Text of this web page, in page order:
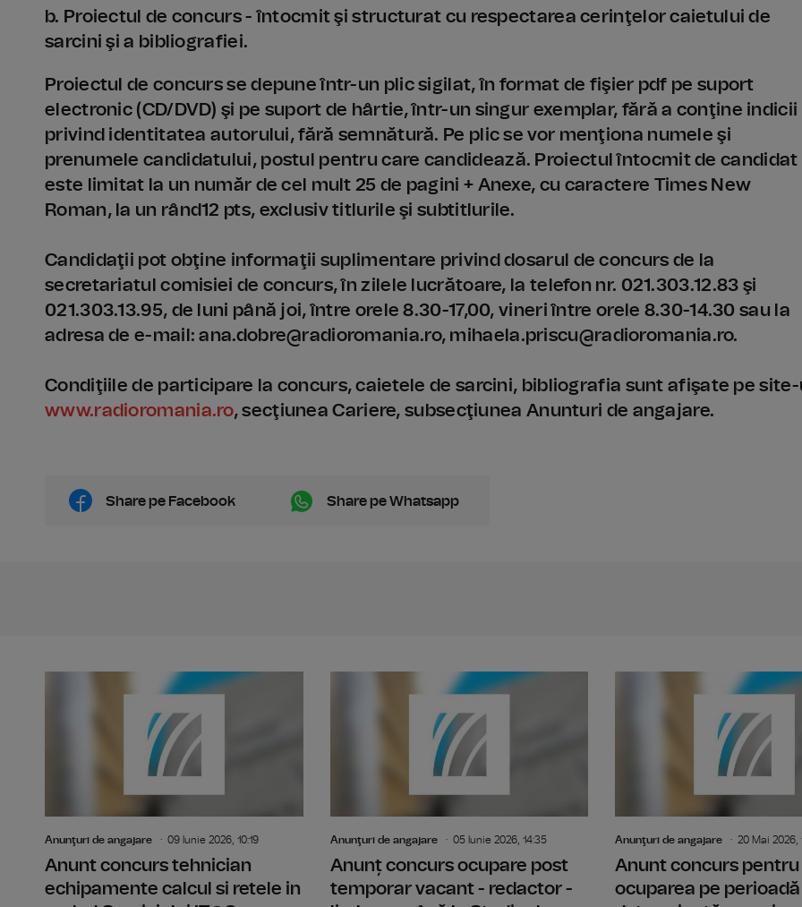
b. Proiectul de concurs - întocmit şi structurat cu respectarea cerinţelor caietului de
sarcini şi a bibliografiei.
Proiectul de concurs se depune într-un plic sigilat, în format de fişier pdf pe suport
electronic (CD/DVD) şi pe suport de hârtie, într-un singur exemplar, fără a conţine indicii
privind identitatea autorului, fără semnătură. Pe plic se vor menţiona numele şi
prenumele candidatului, postul pentru care candidează. Proiectul întocmit de candidat
este limitat la un număr de cel mult 25 de pagini + Anexe, cu caractere Times New
Roman, la un rând12 pts, exclusiv titlurile şi subtitlurile.
Candidaţii pot obţine informaţii suplimentare privind dosarul de concurs de la
secretariatul comisiei de concurs, în zilele lucrătoare, la telefon nr. 021.303.12.83 şi
021.303.13.95, de luni până joi, între orele 8.30-17,00, vineri între orele 8.30-14.30 sau la
adresa de e-mail: ana.dobre@radioromania.ro, mihaela.priscu@radioromania.ro.
Condiţiile de participare la concurs, caietele de sarcini, bibliografia sunt afişate pe
www.radioromania.ro, secţiunea Cariere, subsecţiunea Anunturi de angajare.
Share pe Facebook Share pe Whatsapp
Anunţuri de angajare 09 Iunie 2026, 10:19
Anunt concurs tehnician
echipamente calcul si retele in
Anunt concurs tehnician
Anunţuri de angajare 05 Iunie 2026, 14:35
Anunț concurs ocupare post
temporar vacant - redactor -
Anunţuri de angajare 20 Mai 2026,
Anunt concurs pentru
ocuparea pe perioadă